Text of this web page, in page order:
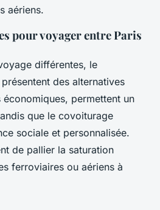
aériens.
pour voyager entre Paris
différentes, le
des alternatives
permettent un
que le covoiturage
sociale et personnalisée.
de pallier la saturation
ferroviaires ou aériens à